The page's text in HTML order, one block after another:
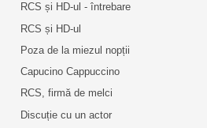
RCS și HD-ul - întrebare
RCS și HD-ul
Poza de la miezul nopții
Capucino Cappuccino
RCS, firmă de melci
Discuție cu un actor